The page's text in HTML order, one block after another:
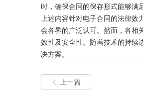
时，确保合同的保存形式能够满
上述内容针对电子合同的法律效
会各界的广泛认可。然而，各相
效性及安全性。随着技术的持续
决方案。
上一篇